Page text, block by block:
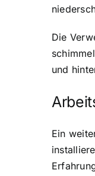
Die
und
Ein